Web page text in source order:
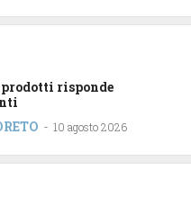
risponde
- 10 agosto 2026